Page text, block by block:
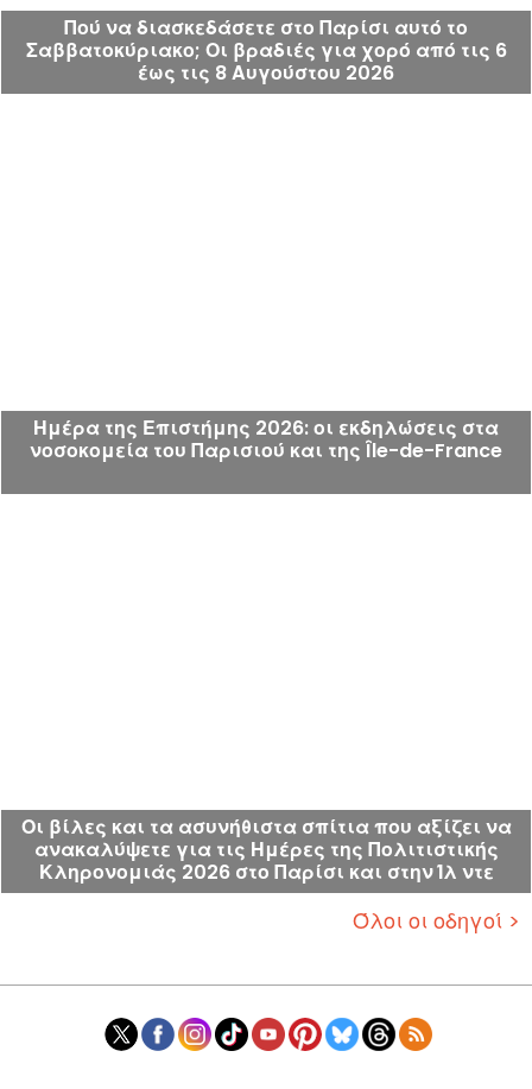
Πού να διασκεδάσετε στο Παρίσι αυτό το
Σαββατοκύριακο; Οι βραδιές για χορό από τις 6
έως τις 8 Αυγούστου 2026
Ημέρα της Επιστήμης 2026: οι εκδηλώσεις στα
νοσοκομεία του Παρισιού και της Île-de-France
Οι βίλες και τα ασυνήθιστα σπίτια που αξίζει να
ανακαλύψετε για τις Ημέρες της Πολιτιστικής
Κληρονομιάς 2026 στο Παρίσι και στην Ίλ ντε
Φρανς
Όλοι οι οδηγοί >